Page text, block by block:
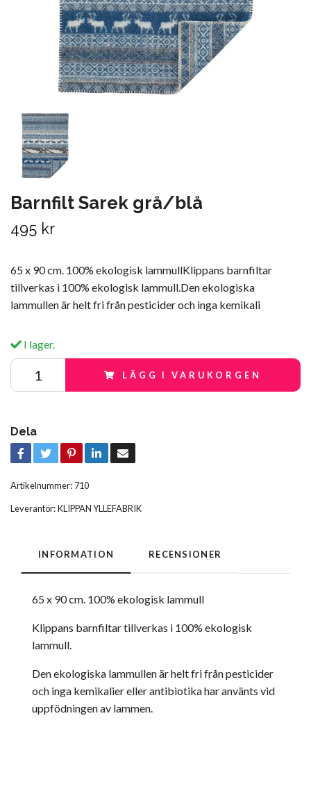
Barnfilt Sarek grå/blå
495 kr
65 x 90 cm. 100% ekologisk lammullKlippans barnfiltar
tillverkas i 100% ekologisk lammull.Den ekologiska
lammullen är helt fri från pesticider och inga kemikali
I lager.
LÄGG I VARUKORGEN
Dela
Artikelnummer: 710
Leverantör:KLIPPAN YLLEFABRIK
INFORMATION RECENSIONER
65 x 90 cm. 100% ekologisk lammull
Klippans barnfiltar tillverkas i 100% ekologisk
lammull.
Den ekologiska lammullen är helt fri från pesticider
och inga kemikalier eller antibiotika har använts vid
uppfödningen av lammen.